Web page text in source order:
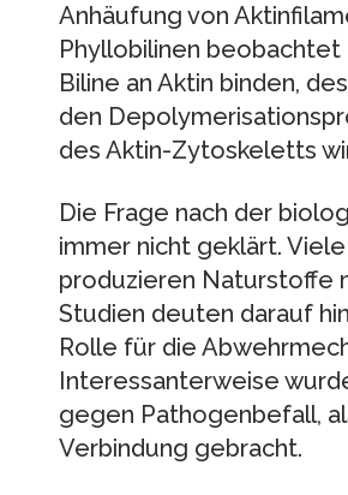
Anhäufung von
Phyllobilinen beobachtet
Biline an Aktin binden,
den
des Aktin-Zytoskeletts
Die Frage nach der
immer nicht geklärt.
produzieren Naturstoffe
Studien deuten darauf
Rolle für die
Interessanterweise
gegen Pathogenbefall,
Verbindung gebracht.